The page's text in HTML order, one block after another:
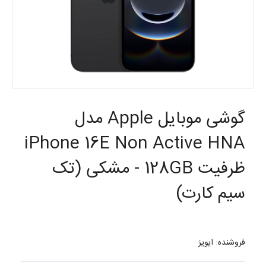
گوشی موبایل Apple مدل
iPhone 16E Non Active HNA
ظرفیت 128GB - مشکی (تک
سیم کارت)
فروشنده: ایویز